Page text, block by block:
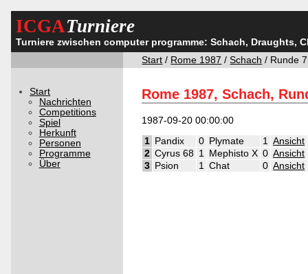
ICGATurniere
Turniere zwischen computer programme: Schach, Draughts,
Start / Rome 1987 /Schach / Runde 7
Start
Nachrichten
Competitions
Spiel
Herkunft
Personen
Programme
Über
Rome 1987, Schach,
1987-09-20 00:00:00
1 Pandix 0 Plymate 1 Ansicht
2 Cyrus 68 1 Mephisto X 0 Ansicht
3 Psion 1 Chat 0 Ansicht